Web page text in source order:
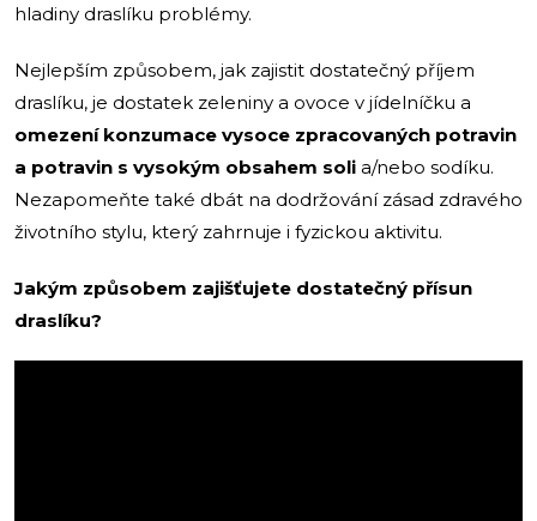
hladiny draslíku problémy.
Nejlepším způsobem, jak zajistit dostatečný příjem
draslíku, je dostatek zeleniny a ovoce v jídelníčku a
omezení konzumace vysoce zpracovaných potravin
a potravin s vysokým obsahem soli a/nebo sodíku.
Nezapomeňte také dbát na dodržování zásad zdravého
životního stylu, který zahrnuje i fyzickou aktivitu.
Jakým způsobem zajišťujete dostatečný přísun
draslíku?